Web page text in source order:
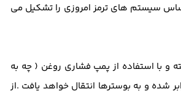
سیستم های ترمز امروزی را تشکیل می
و با استفاده از پمپ فشاری روغن ( چه به
شده و به بوسترها انتقال خواهد یافت .از